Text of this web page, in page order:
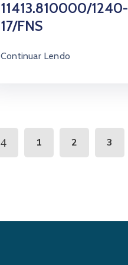
11413.810000/1240-
17/FNS
Continuar Lendo
1 2 3